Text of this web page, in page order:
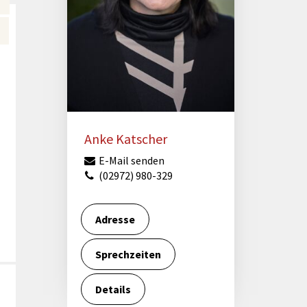
Förderungen von Bund und Land
Wald & Forst
Anke Katscher
E-Mail senden
(02972) 980-329
Adresse
Sprechzeiten
Details